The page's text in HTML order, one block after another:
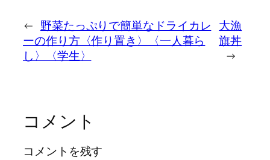
← 野菜たっぷりで簡単なドライカレ
ーの作り方〈作り置き〉〈一人暮ら
し〉〈学生〉
大漁
旗丼
→
コメント
コメントを残す